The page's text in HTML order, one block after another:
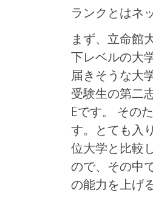
ランクとはネ
まず、立命館
下レベルの大
届きそうな大
受験生の第二
Eです。 その
す。とても入
位大学と比較
ので、その中
の能力を上げ